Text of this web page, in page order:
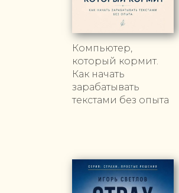
Компьютер,
который кормит.
Как начать
зарабатывать
текстами без опыта